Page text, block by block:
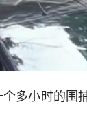
多小时的围